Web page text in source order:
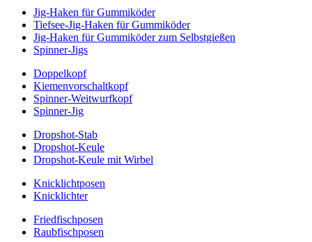
Jig-Haken für Gummiköder
Tiefsee-Jig-Haken für Gummiköder
Jig-Haken für Gummiköder zum Selbstgießen
Spinner-Jigs
Doppelkopf
Kiemenvorschaltkopf
Spinner-Weitwurfkopf
Spinner-Jig
Dropshot-Stab
Dropshot-Keule
Dropshot-Keule mit Wirbel
Knicklichtposen
Knicklichter
Friedfischposen
Raubfischposen